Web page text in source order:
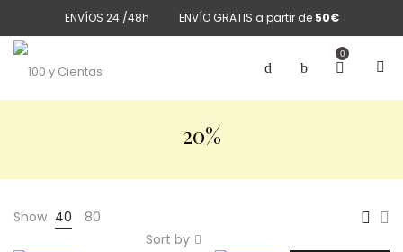
ENVÍOS 24 /48h ENVÍO GRATIS a partir de 50€
0
20%
Show 40
80
Sort by